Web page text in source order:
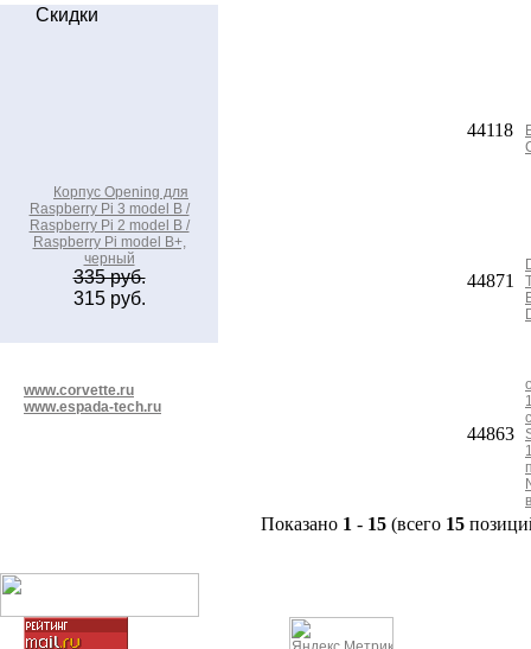
Скидки
Корпус Opening для
Raspberry Pi 3 model B /
Raspberry Pi 2 model B /
Raspberry Pi model B+,
черный
335 руб.
315 руб.
www.corvette.ru
www.espada-tech.ru
44118
44871
44863
Показано 1 - 15 (всего 15